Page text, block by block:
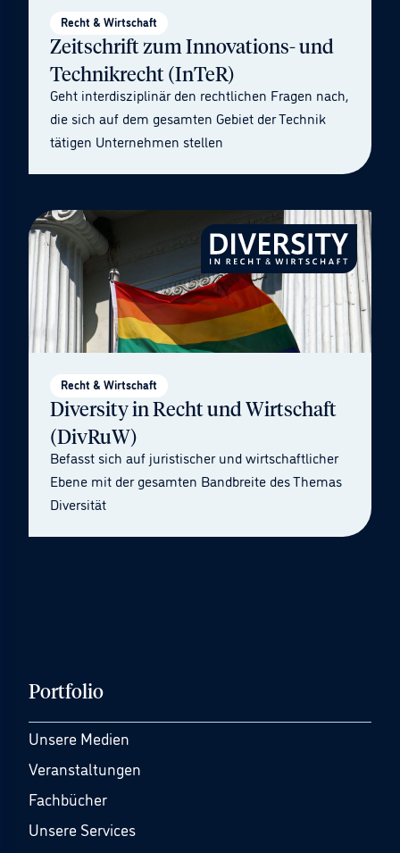
Recht & Wirtschaft
Zeitschrift zum Innovations- und
Technikrecht (InTeR)
Geht interdisziplinär den rechtlichen Fragen nach,
die sich auf dem gesamten Gebiet der Technik
tätigen Unternehmen stellen
Recht & Wirtschaft
Diversity in Recht und Wirtschaft
(DivRuW)
Befasst sich auf juristischer und wirtschaftlicher
Ebene mit der gesamten Bandbreite des Themas
Diversität
Portfolio
Unsere Medien
Veranstaltungen
Fachbücher
Unsere Services